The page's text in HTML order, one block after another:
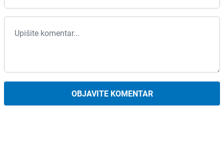
OBJAVITE KOMENTAR